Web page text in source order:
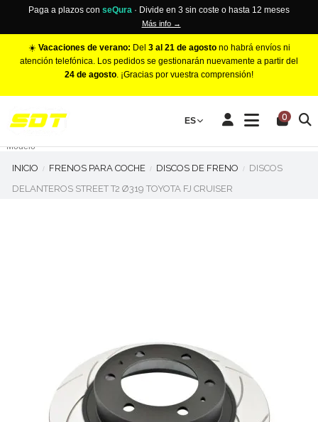
Paga a plazos con seQura · Divide en 3 sin coste o hasta 12 meses
Más info →
☀️ Vacaciones de verano: Del 3 al 21 de agostono habrá envíos ni
atención telefónica. Los pedidos se gestionarán nuevamente a partir del
24 de agosto. ¡Gracias por vuestra comprensión!
ES 0
Make
Modelo
INICIO FRENOS PARA COCHE DISCOS DE FRENO
DISCOS
DELANTEROS STREET T2 Ø319 TOYOTA FJ CRUISER